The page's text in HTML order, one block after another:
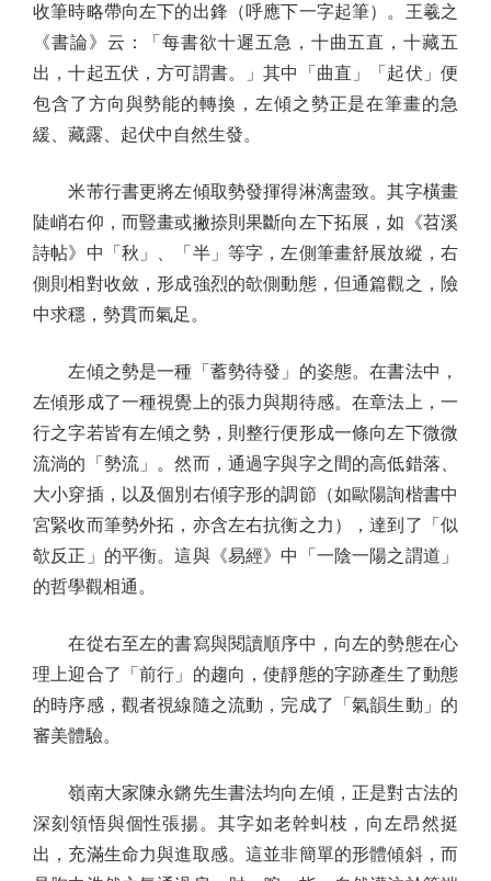
收筆時略帶向左下的出鋒（呼應下一字起筆）。王羲之
《書論》云：「每書欲十遲五急，十曲五直，十藏五
出，十起五伏，方可謂書。」其中「曲直」「起伏」便
包含了方向與勢能的轉換，左傾之勢正是在筆畫的急
緩、藏露、起伏中自然生發。
米芾行書更將左傾取勢發揮得淋漓盡致。其字橫畫
陡峭右仰，而豎畫或撇捺則果斷向左下拓展，如《苕溪
詩帖》中「秋」、「半」等字，左側筆畫舒展放縱，右
側則相對收斂，形成強烈的欹側動態，但通篇觀之，險
中求穩，勢貫而氣足。
左傾之勢是一種「蓄勢待發」的姿態。在書法中，
左傾形成了一種視覺上的張力與期待感。在章法上，一
行之字若皆有左傾之勢，則整行便形成一條向左下微微
流淌的「勢流」。然而，通過字與字之間的高低錯落、
大小穿插，以及個別右傾字形的調節（如歐陽詢楷書中
宮緊收而筆勢外拓，亦含左右抗衡之力），達到了「似
欹反正」的平衡。這與《易經》中「一陰一陽之謂道」
的哲學觀相通。
在從右至左的書寫與閱讀順序中，向左的勢態在心
理上迎合了「前行」的趨向，使靜態的字跡產生了動態
的時序感，觀者視線隨之流動，完成了「氣韻生動」的
審美體驗。
嶺南大家陳永鏘先生書法均向左傾，正是對古法的
深刻領悟與個性張揚。其字如老幹虯枝，向左昂然挺
出，充滿生命力與進取感。這並非簡單的形體傾斜，而